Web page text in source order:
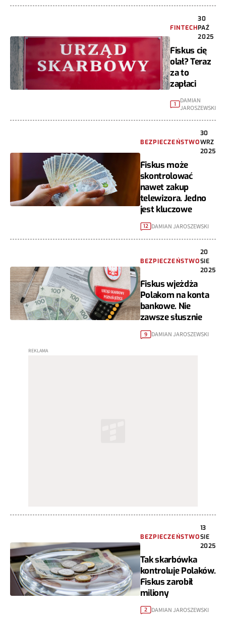
FINTECH
30
PAŹ
2025
Fiskus cię
olał? Teraz
za to
zapłaci
1
DAMIAN
JAROSZEWSKI
BEZPIECZEŃSTWO
30
WRZ
2025
Fiskus może
skontrolować
nawet zakup
telewizora. Jedno
jest kluczowe
12 DAMIAN JAROSZEWSKI
BEZPIECZEŃSTWO
20
SIE
2025
Fiskus wjeżdża
Polakom na konta
bankowe. Nie
zawsze słusznie
9 DAMIAN JAROSZEWSKI
BEZPIECZEŃSTWO
13
SIE
2025
Tak skarbówka
kontroluje Polaków.
Fiskus zarobił
miliony
2 DAMIAN JAROSZEWSKI